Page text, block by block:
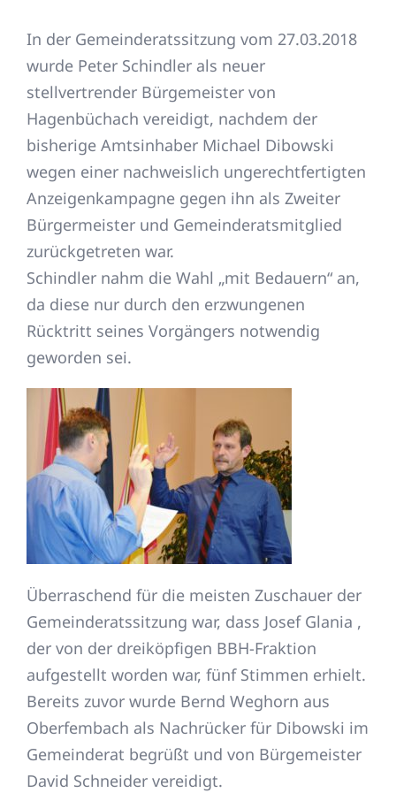
e
g
r
ö
s
s
e
r
e
s
B
i
l
d
In der Gemeinderatssitzung vom 27.03.2018
wurde Peter Schindler als neuer
stellvertrender Bürgemeister von
Hagenbüchach vereidigt, nachdem der
bisherige Amtsinhaber Michael Dibowski
wegen einer nachweislich ungerechtfertigten
Anzeigenkampagne gegen ihn als Zweiter
Bürgermeister und Gemeinderatsmitglied
zurückgetreten war.
Schindler nahm die Wahl „mit Bedauern“ an,
da diese nur durch den erzwungenen
Rücktritt seines Vorgängers notwendig
geworden sei.
Überraschend für die meisten Zuschauer der
Gemeinderatssitzung war, dass Josef Glania ,
der von der dreiköpfigen BBH-Fraktion
aufgestellt worden war, fünf Stimmen erhielt.
Bereits zuvor wurde Bernd Weghorn aus
Oberfembach als Nachrücker für Dibowski im
Gemeinderat begrüßt und von Bürgemeister
David Schneider vereidigt.